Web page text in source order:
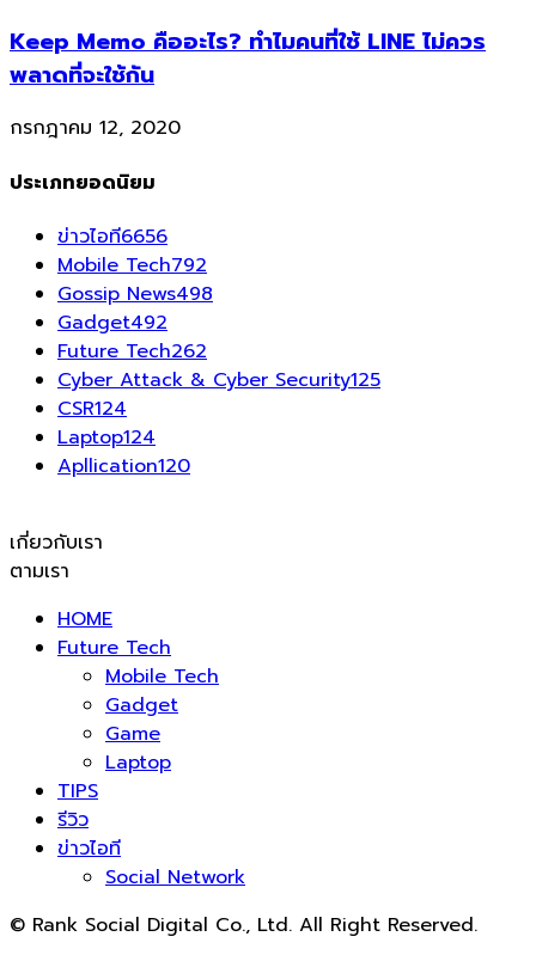
Keep Memo คืออะไร? ทำไมคนที่ใช้ LINE ไม่ควร
พลาดที่จะใช้กัน
กรกฎาคม 12, 2020
ประเภทยอดนิยม
ข่าวไอที6656
Mobile Tech792
Gossip News498
Gadget492
Future Tech262
Cyber Attack & Cyber Security125
CSR124
Laptop124
Apllication120
เกี่ยวกับเรา
ตามเรา
HOME
Future Tech
Mobile Tech
Gadget
Game
Laptop
TIPS
รีวิว
ข่าวไอที
Social Network
© Rank Social Digital Co., Ltd. All Right Reserved.